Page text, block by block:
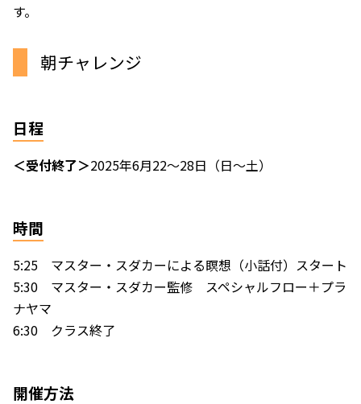
す。
朝チャレンジ
日程
＜受付終了＞2025年6月22〜28日（日〜土）
時間
5:25 マスター・スダカーによる瞑想（小話付）スタート
5:30 マスター・スダカー監修 スペシャルフロー＋プラ
ナヤマ
6:30 クラス終了
開催方法